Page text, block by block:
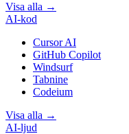
Visa alla →
AI-kod
Cursor AI
GitHub Copilot
Windsurf
Tabnine
Codeium
Visa alla →
AI-ljud